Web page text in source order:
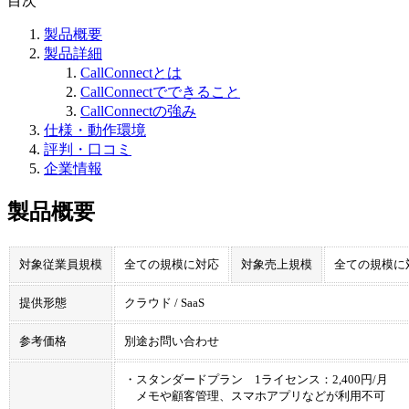
製品概要
製品詳細
CallConnectとは
CallConnectでできること
CallConnectの強み
仕様・動作環境
評判・口コミ
企業情報
製品概要
対象従業員規模 全ての規模に対応 対象売上規模 全ての規模に
提供形態 クラウド / SaaS
参考価格 別途お問い合わせ
・スタンダードプラン 1ライセンス：2,400円/月
メモや顧客管理、スマホアプリなどが利用不可